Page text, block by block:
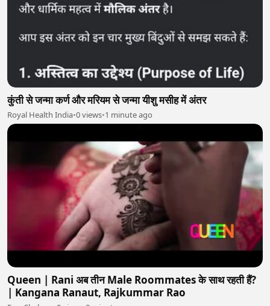
कुंती से जन्मा कर्ण और मरियम से जन्मा यीशु मसीह में अंतर
Royal Health India•0 views•1 minute ago
Queen | Rani अब तीन Male Roommates के साथ रहती हैं?
| Kangana Ranaut, Rajkummar Rao